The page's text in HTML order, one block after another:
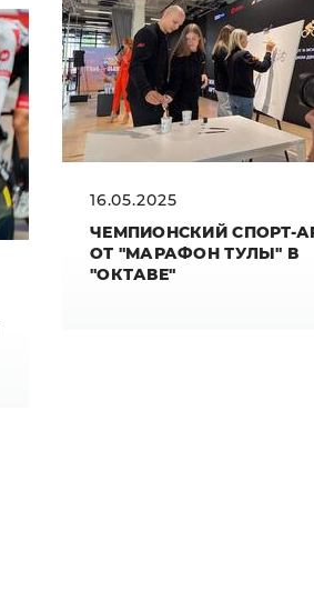
16.05.2025
ЧЕМПИОНСКИЙ СПОРТ-
ОТ "МАРАФОН ТУЛЫ" В
"ОКТАВЕ"